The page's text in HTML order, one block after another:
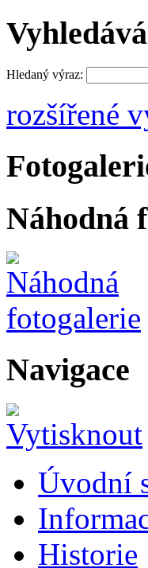
Hledaný výraz:
rozšířené
Náhodná
Navigace
Úvodní
Historie